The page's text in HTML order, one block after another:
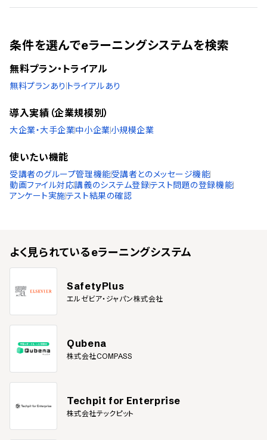
その他の機能
講義販売時の決済機能
教材提供の機能
教材作成の機能
教材作成の支援
講義のライブ配信機能
受講者ログインページのカスタマイズ機能
FAQページの設定
受講者なりすまし防止の顔認証機能
講義の字幕設定
条件を選んでeラーニングシステムを検索
無料プラン・トライアル
無料プランあり トライアルあり
導入実績（企業規模別）
大企業・大手企業中小企業小規模企業
使いたい機能
受講者のグループ管理機能受講者とのメッセージ機能
動画ファイル対応講義のシステム登録テスト問題の登録機能
アンケート実施テスト結果の確認
よく見られているeラーニングシステム
SafetyPlus
エルゼビア・ジャパン株式会社
Qubena
株式会社COMPASS
Techpit for Enterprise
株式会社テックピット